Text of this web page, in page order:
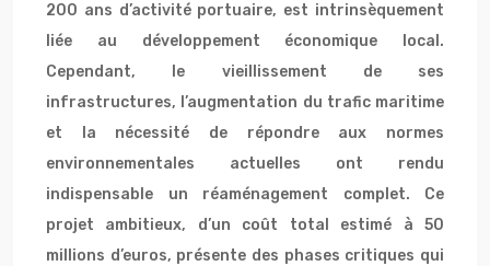
200 ans d’activité portuaire, est intrinsèquement
liée au développement économique local.
Cependant, le vieillissement de ses
infrastructures, l’augmentation du trafic maritime
et la nécessité de répondre aux normes
environnementales actuelles ont rendu
indispensable un réaménagement complet. Ce
projet ambitieux, d’un coût total estimé à 50
millions d’euros, présente des phases critiques qui